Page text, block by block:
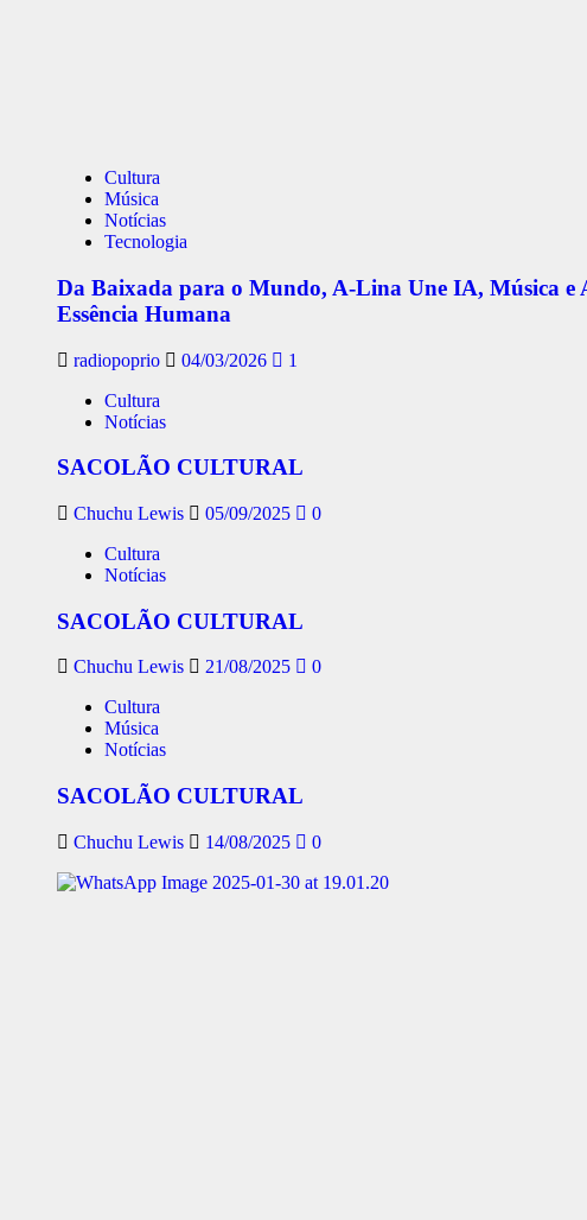
Cultura
Música
Notícias
Tecnologia
Da Baixada para o Mundo, A-Lina Une IA, Música e
Essência Humana
radiopoprio 04/03/2026
1
Cultura
Notícias
SACOLÃO CULTURAL
Chuchu Lewis 05/09/2025
0
Cultura
Notícias
SACOLÃO CULTURAL
Chuchu Lewis 21/08/2025
0
Cultura
Música
Notícias
SACOLÃO CULTURAL
Chuchu Lewis 14/08/2025 0